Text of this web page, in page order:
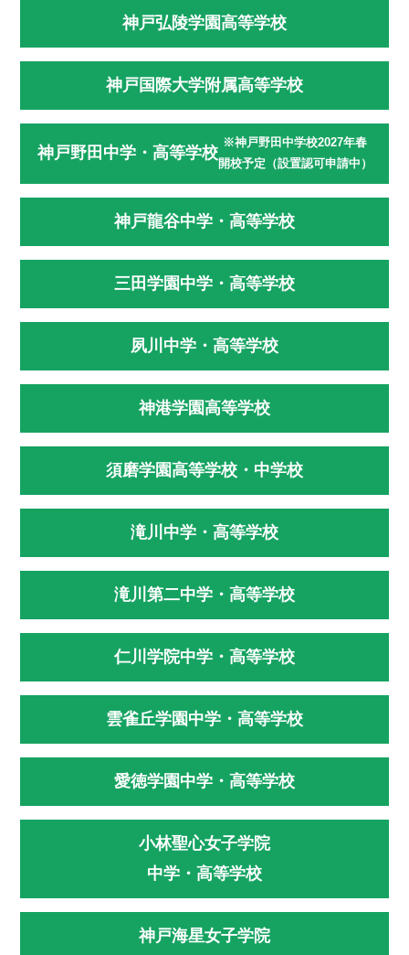
神戸弘陵学園高等学校
神戸国際大学附属高等学校
神戸野田中学・高等学校
※神戸野田中学校2027年春
開校予定（設置認可申請中）
神戸龍谷中学・高等学校
三田学園中学・高等学校
夙川中学・高等学校
神港学園高等学校
須磨学園高等学校・中学校
滝川中学・高等学校
滝川第二中学・高等学校
仁川学院中学・高等学校
雲雀丘学園中学・高等学校
愛徳学園中学・高等学校
小林聖心女子学院
中学・高等学校
神戸海星女子学院